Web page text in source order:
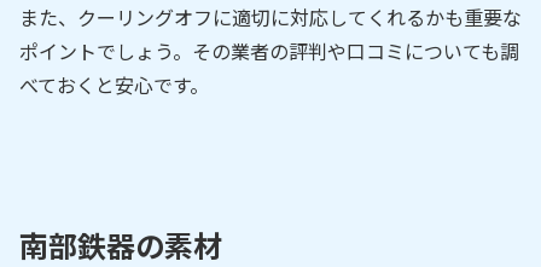
また、クーリングオフに適切に対応してくれるかも重要な
ポイントでしょう。その業者の評判や口コミについても調
べておくと安心です。
南部鉄器の素材